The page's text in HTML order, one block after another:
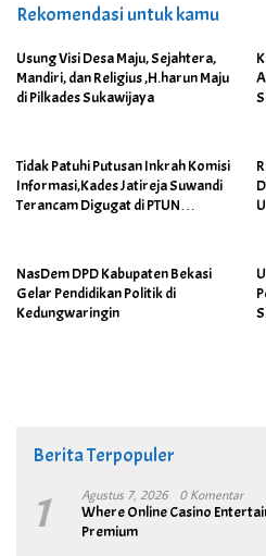
Rekomendasi untuk kamu
Usung Visi Desa Maju, Sejahtera,
Mandiri, dan Religius ,H.harun Maju
di Pilkades Sukawijaya
Tidak Patuhi Putusan Inkrah Komisi
Informasi,Kades Jatireja Suwandi
Terancam Digugat di PTUN
NasDem DPD Kabupaten Bekasi
Gelar Pendidikan Politik di
Kedungwaringin
Berita Terpopuler
1 Agustus 7, 2026 0 Komentar
Where Online Casino
Premium